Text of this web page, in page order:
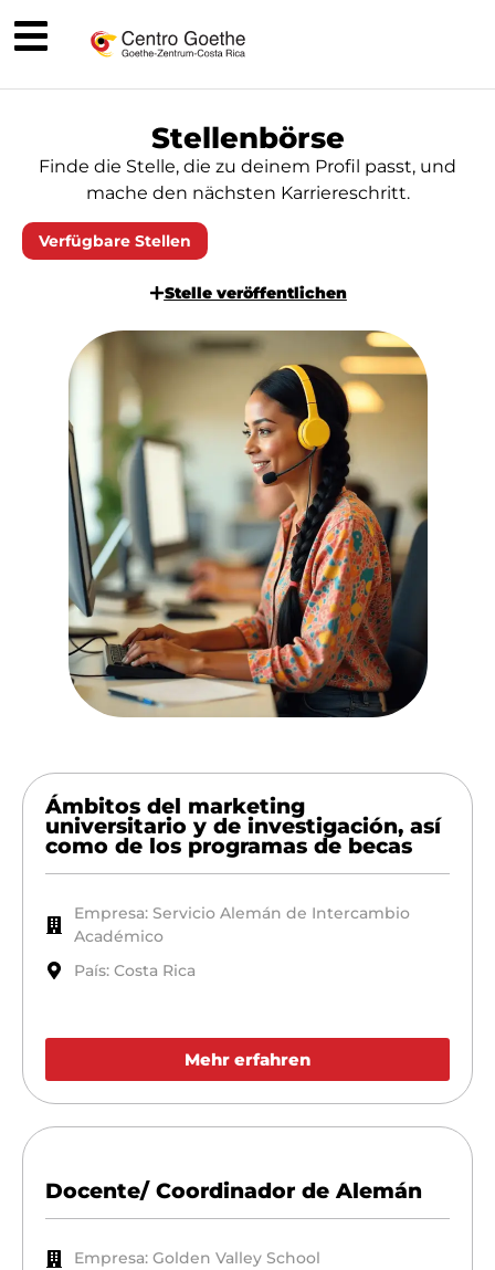
Stellenbörse
Finde die Stelle, die zu deinem Profil passt, und
mache den nächsten Karriereschritt.
Verfügbare Stellen
Stelle veröffentlichen
Ámbitos del marketing
universitario y de investigación, así
como de los programas de becas
Empresa: Servicio Alemán de Intercambio
Académico
País: Costa Rica
Mehr erfahren
Docente/ Coordinador de Alemán
Empresa: Golden Valley School